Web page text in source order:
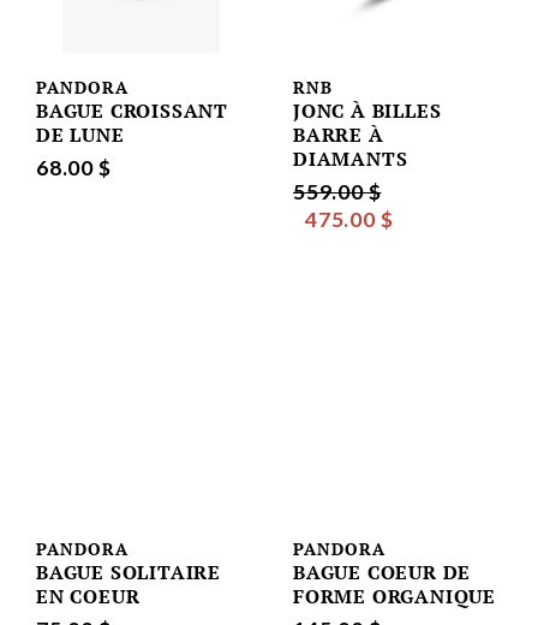
PANDORA
BAGUE CROISSANT
DE LUNE
68.00 $
RNB
JONC À BILLES
BARRE À
DIAMANTS
559.00 $
475.00 $
PANDORA
BAGUE SOLITAIRE
EN COEUR
PANDORA
BAGUE COEUR DE
FORME ORGANIQUE